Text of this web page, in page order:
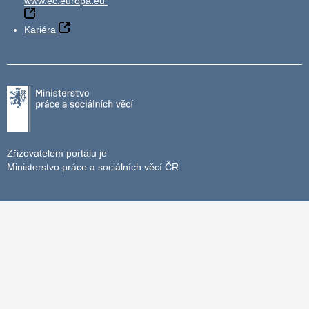
Kariéra
Zřizovatelem portálu je
Ministerstvo práce a sociálních věcí ČR